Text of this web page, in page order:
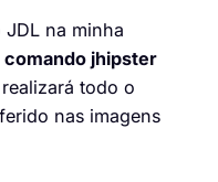
na minha
comando jhipster
todo o
nas imagens